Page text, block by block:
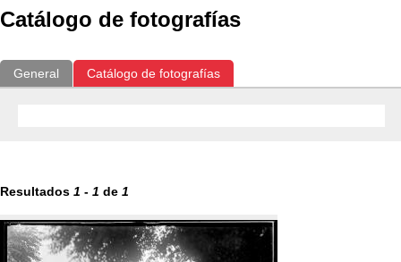
Catálogo de fotografías
General Catálogo de fotografías
Resultados 1 - 1 de 1